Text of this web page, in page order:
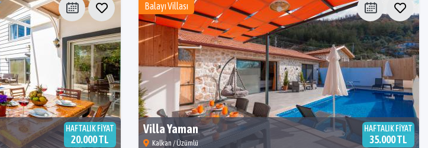
HAFTALIK FİYAT
20.000 TL
Balayı Villası
Villa Yaman
Kalkan / Üzümlü
HAFTALIK FİYAT
35.000 TL